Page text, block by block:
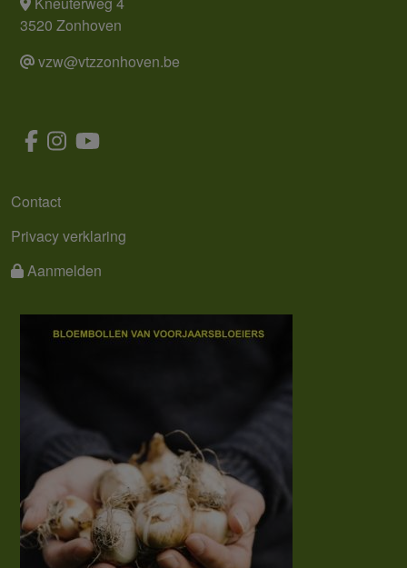
3520 Zonhoven
vzw@vtzzonhoven.be
MENU
Contact
Privacy verklaring
Aanmelden